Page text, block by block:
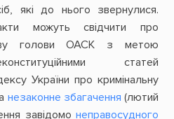
які до нього звернулися.
можуть свідчити про
голови ОАСК з метою
статей
України про кримінальну
незаконне збагачення (лютий
завідомонеправосудного